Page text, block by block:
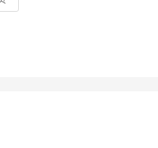
尔滨
转行
期合